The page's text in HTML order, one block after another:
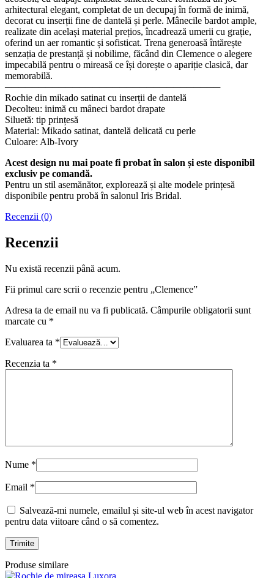
arhitectural elegant, completat de un decupaj în formă de inimă,
decorat cu inserții fine de dantelă și perle. Mânecile bardot ample,
realizate din același material prețios, încadrează umerii cu grație,
oferind un aer romantic și sofisticat. Trena generoasă întărește
senzația de prestanță și nobilime, făcând din Clemence o alegere
impecabilă pentru o mireasă ce își dorește o apariție clasică, dar
memorabilă.
────────────────────────────────
Rochie din mikado satinat cu inserții de dantelă
Decolteu: inimă cu mâneci bardot drapate
Siluetă: tip prințesă
Material: Mikado satinat, dantelă delicată cu perle
Culoare: Alb-Ivory
Acest design nu mai poate fi probat în salon și este disponibil
exclusiv pe comandă.
Pentru un stil asemănător, explorează și alte modele prințesă
disponibile pentru probă în salonul Iris Bridal.
Recenzii (0)
Recenzii
Nu există recenzii până acum.
Fii primul care scrii o recenzie pentru „Clemence”
Adresa ta de email nu va fi publicată. Câmpurile obligatorii sunt
marcate cu *
Evaluarea ta *
Recenzia ta *
Nume *
Email *
Salvează-mi numele, emailul și site-ul web în acest navigator
pentru data viitoare când o să comentez.
Produse similare